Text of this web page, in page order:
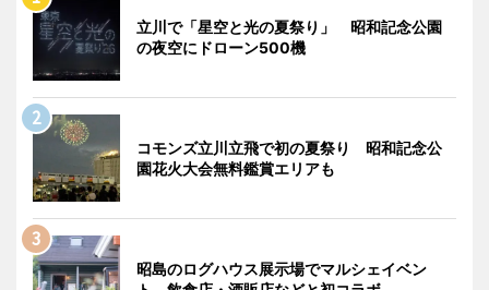
立川で「星空と光の夏祭り」 昭和記念公園
の夜空にドローン500機
コモンズ立川立飛で初の夏祭り 昭和記念公
園花火大会無料鑑賞エリアも
昭島のログハウス展示場でマルシェイベン